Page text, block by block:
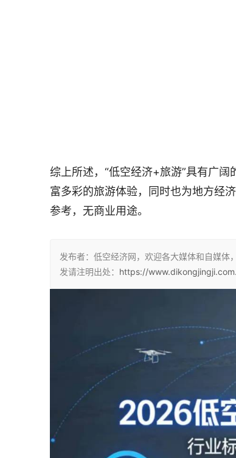
综上所述，“低空经济+旅游”具有广
富多彩的旅游体验，同时也为地方经
参考，无商业用途。
发布者：低空经济网，欢迎各大媒体和自媒
发请注明出处： https://